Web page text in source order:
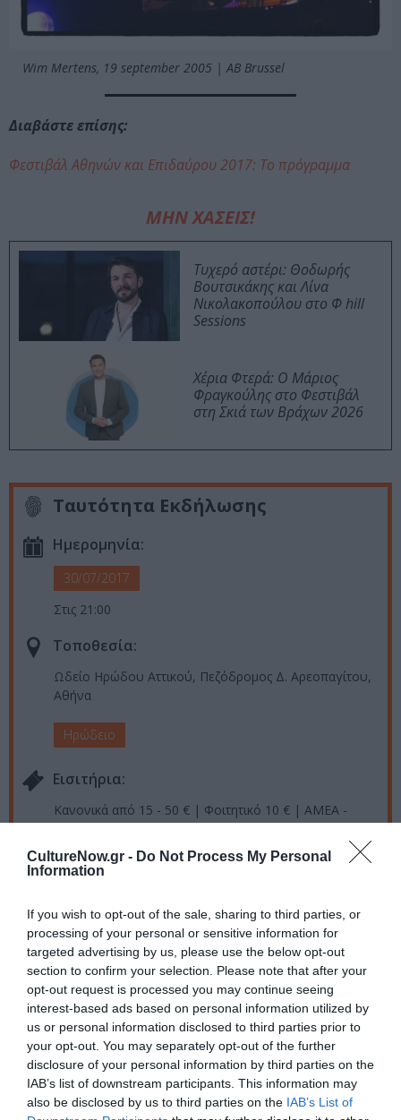
CultureNow.gr - Do Not Process My Personal
Information
If you wish to opt-out of the sale, sharing to third parties, or
processing of your personal or sensitive information for
targeted advertising by us, please use the below opt-out
section to confirm your selection. Please note that after your
opt-out request is processed you may continue seeing
interest-based ads based on personal information utilized by
us or personal information disclosed to third parties prior to
your opt-out. You may separately opt-out of the further
disclosure of your personal information by third parties on the
IAB’s list of downstream participants. This information may
also be disclosed by us to third parties on the IAB’s List of
Wim Mertens, 19 september 2005 | AB Brussel
Διαβάστε επίσης:
Φεστιβάλ Αθηνών και Επιδαύρου 2017: Το πρόγραμμα
ΜΗΝ ΧΑΣΕΙΣ!
Τυχερό αστέρι: Θοδωρής
Βουτσικάκης και Λίνα
Νικολακοπούλου στο Φ hill
Sessions
Χέρια Φτερά: Ο Μάριος
Φραγκούλης στο Φεστιβάλ
στη Σκιά των Βράχων 2026
Ταυτότητα Εκδήλωσης
Ημερομηνία:
30/07/2017
Στις 21:00
Τοποθεσία:
Ωδείο Ηρώδου Αττικού, Πεζόδρομος Δ. Αρεοπαγίτου,
Αθήνα
Ηρώδειο
Eισιτήρια:
Κανονικά από 15 - 50 € | Φοιτητικό 10 € | AMEA -
Προπώληση:
Πληροφορίες / Κρατήσεις:
www.greekfestival.gr
Ακολουθήστε το Culturenow.gr στοGoogle Newsκαι
μάθετε πρώτοι όλες τις ειδήσεις
Δείτε όλα τατελευταία νέαγια την Τέχνη και τον
Πολιτισμό στοCulturenow.gr